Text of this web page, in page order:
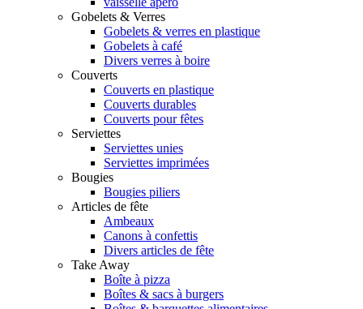
Gobelets & Verres
Gobelets & verres en plastique
Gobelets à café
Divers verres à boire
Couverts
Couverts en plastique
Couverts durables
Couverts pour fêtes
Serviettes
Serviettes unies
Serviettes imprimées
Bougies
Bougies piliers
Articles de fête
Ambeaux
Canons à confettis
Divers articles de fête
Take Away
Boîte à pizza
Boîtes & sacs à burgers